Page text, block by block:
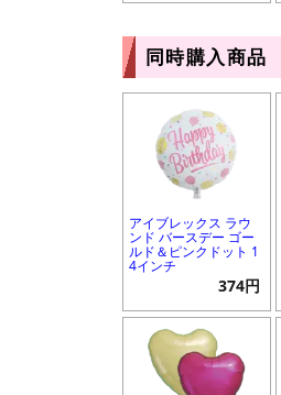
同時購入商品
アイブレックス ラウ
ンド バースデー ゴー
ルド＆ピンクドット 1
4インチ
374円